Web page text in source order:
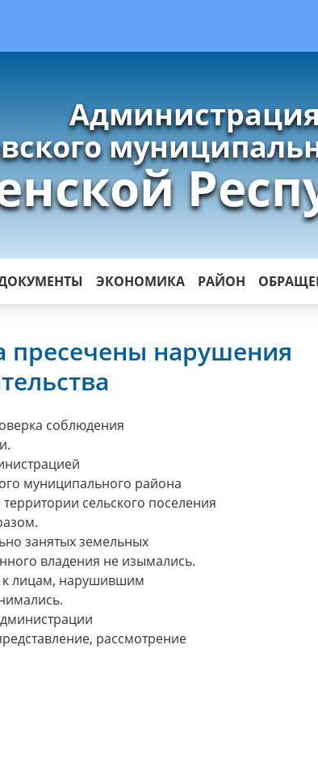
ЭКОНОМИКА РАЙОН
пресечены нарушения
соблюдения
муниципального района
сельского поселения
занятых земельных
владения не изымались.
к лицам, нарушившим
рассмотрение